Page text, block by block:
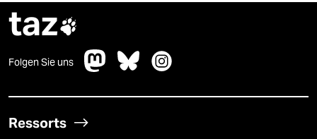
taz
Folgen Sie uns
Ressorts